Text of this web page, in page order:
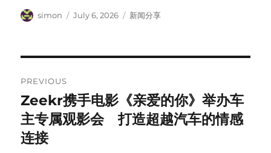
Author
simon
Posted
July 6, 2026 Categories
新闻分享
navigation
PREVIOUS
Previous
post:
Zeekr携手电影《亲爱的你》举办车
主专属观影会 打造超越汽车的情感
连接